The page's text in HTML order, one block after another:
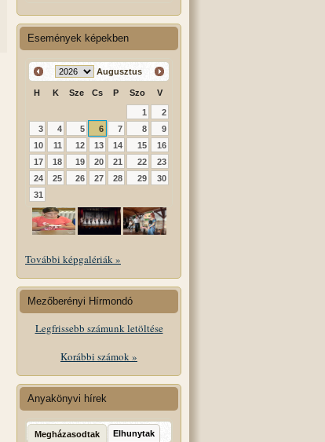
Események képekben
Augusztus
H K Sze Cs P Szo V
1
2
3
4 5 6 7 8
9
10
11 12 13 14 15
16
17
18 19 20 21 22
23
24
25 26 27 28 29
30
31
További képgalériák »
Mezőberényi Hírmondó
Legfrissebb számunk letöltése
Korábbi számok »
Anyakönyvi hírek
Megházasodtak Elhunytak